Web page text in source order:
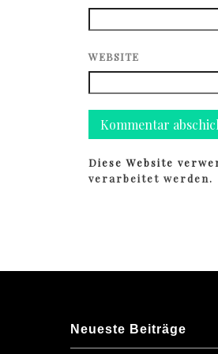
WEBSITE
Diese Website
verarbeitet werden.
Neueste Beiträge